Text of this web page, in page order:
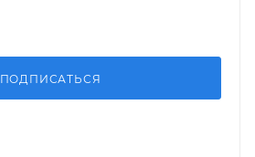
ПОДПИСАТЬСЯ